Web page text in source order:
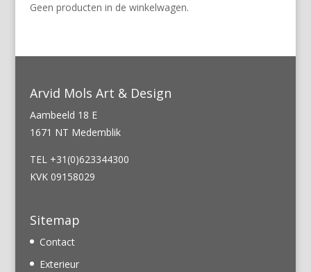
Geen producten in de winkelwagen.
Arvid Mols Art & Design
Aambeeld 18 E
1671 NT Medemblik
TEL +31(0)623344300
KVK 09158029
Sitemap
Contact
Exterieur